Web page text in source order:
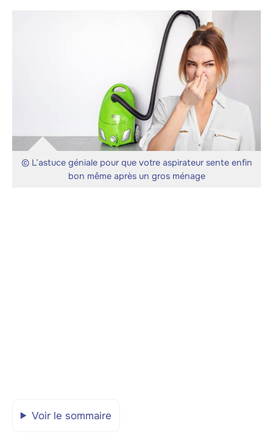
© L’astuce géniale pour que votre aspirateur sente enfin
bon même après un gros ménage
Voir le sommaire